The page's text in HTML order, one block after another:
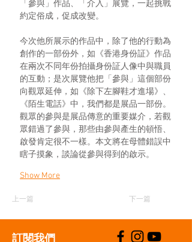
「參與」作品、「介入」展覽，一起挑戰
約定俗成，促成改變。
今次他所展示的作品中，除了他的行動為
創作的一部份外，如《香港身份証》作品
在兩次不同年份拍攝身份証人像中與職員
的互動；是次展覽他把「參與」這個部份
向觀眾延伸，如《除下左腳鞋才進場》、
《陌生電話》中，我們都是展品一部份。
觀眾的參與是展品傳意的重要媒介，若觀
眾錯過了參與，那些由參與產生的頓悟、
啟發肯定很不一樣。本文將在母體錯誤中
瞎子摸象，談論從參與得到的啟示。
Show More
上一篇 下一篇
​訂閱我們